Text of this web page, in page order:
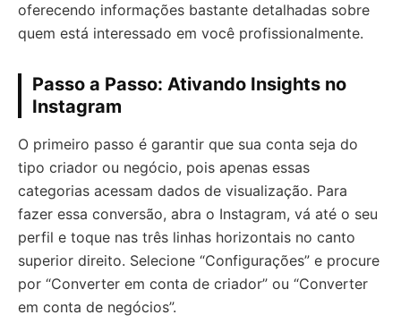
oferecendo informações bastante detalhadas sobre
quem está interessado em você profissionalmente.
Passo a Passo: Ativando Insights no
Instagram
O primeiro passo é garantir que sua conta seja do
tipo criador ou negócio, pois apenas essas
categorias acessam dados de visualização. Para
fazer essa conversão, abra o Instagram, vá até o seu
perfil e toque nas três linhas horizontais no canto
superior direito. Selecione “Configurações” e procure
por “Converter em conta de criador” ou “Converter
em conta de negócios”.